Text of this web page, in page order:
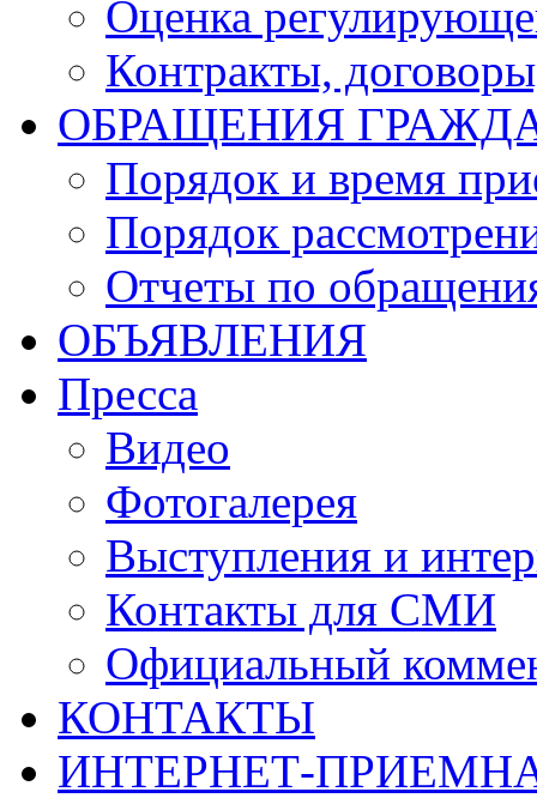
Оценка
Контракты,
ОБРАЩЕНИЯ
Порядок и время
Порядок
Отчеты по
ОБЪЯВЛЕНИЯ
Пресса
Видео
Фотогалерея
Выступления и
Контакты для СМИ
Официальный
КОНТАКТЫ
ИНТЕРНЕТ-